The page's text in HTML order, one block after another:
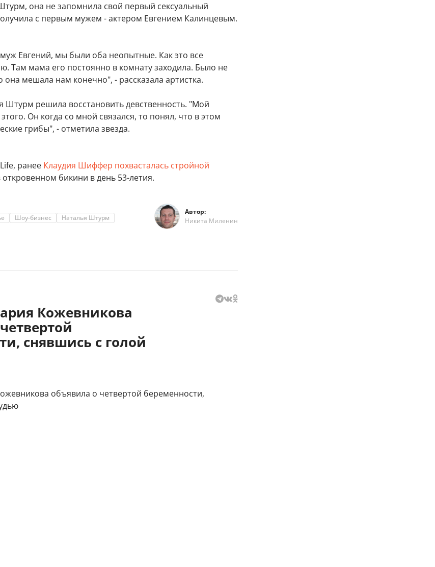
она не запомнила свой первый сексуальный
с первым мужем - актером Евгением Калинцевым.
Евгений, мы были оба неопытные. Как это все
Там мама его постоянно в комнату заходила. Было не
она мешала нам конечно", - рассказала артистка.
Штурм решила восстановить девственность. "Мой
Он когда со мной связался, то понял, что в этом
грибы", - отметила звезда.
ранее Клаудия Шиффер похвасталась стройной
бикини в день 53-летия.
Шоу-бизнес Наталья Штурм
Автор:
Никита Миленин
Кожевникова
снявшись с голой